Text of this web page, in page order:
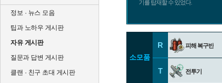
정보 · 뉴스 모음
팁과 노하우 게시판
자유 게시판
질문과 답변 게시판
클랜 · 친구 초대 게시판
기를 탑재할 수 있었다.
소모품
R 피해 복구반
T 전투기